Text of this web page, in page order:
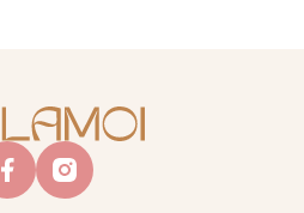
facebookinstagram